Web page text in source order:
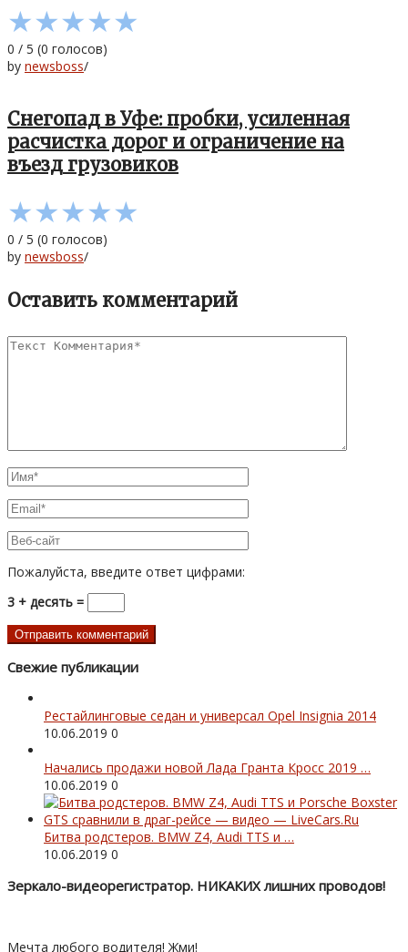
★★★★★
0 / 5 (0 голосов)
by newsboss/
Снегопад в Уфе: пробки, усиленная
расчистка дорог и ограничение на
въезд грузовиков
★★★★★
0 / 5 (0 голосов)
by newsboss/
Оставить комментарий
Пожалуйста, введите ответ цифрами:
3 + десять =
Свежие публикации
Рестайлинговые седан и универсал Opel Insignia 2014
10.06.2019 0
Начались продажи новой Лада Гранта Кросс 2019 …
10.06.2019 0
Битва родстеров. BMW Z4, Audi TTS и …
10.06.2019 0
Зеркало-видеорегистратор. НИКАКИХ лишних проводов!
Мечта любого водителя! Жми!